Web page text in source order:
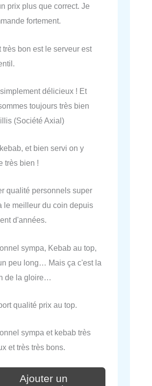
prix plus que correct. Je
fortement.
très bon est le serveur est
délicieux ! Et
toujours très bien
(Société Axial)
et bien servi on y
très bien !
qualité personnels super
le meilleur du coin depuis
d'années.
sympa, Kebab au top,
peu long… Mais ça c'est la
de la gloire…
qualité prix au top.
sympa et kebab très
et très très bons.
Ajouter un